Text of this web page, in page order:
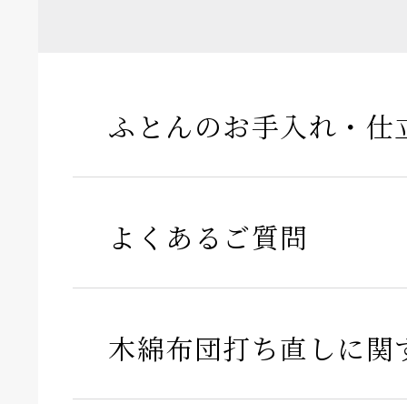
ふとんのお手入れ・仕
よくあるご質問
木綿布団打ち直しに関